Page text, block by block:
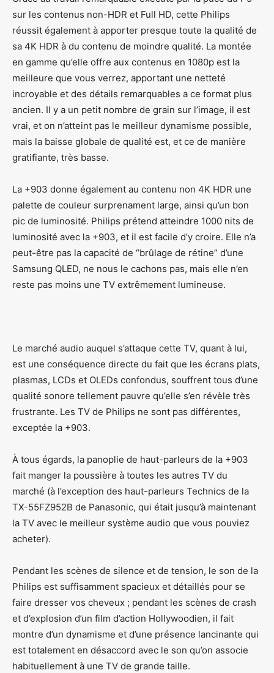
sur les contenus non-HDR et Full HD, cette Philips
réussit également à apporter presque toute la qualité de
sa 4K HDR à du contenu de moindre qualité. La montée
en gamme qu’elle offre aux contenus en 1080p est la
meilleure que vous verrez, apportant une netteté
incroyable et des détails remarquables a ce format plus
ancien. Il y a un petit nombre de grain sur l’image, il est
vrai, et on n’atteint pas le meilleur dynamisme possible,
mais la baisse globale de qualité est, et ce de manière
gratifiante, très basse.
La +903 donne également au contenu non 4K HDR une
palette de couleur surprenament large, ainsi qu’un bon
pic de luminosité. Philips prétend atteindre 1000 nits de
luminosité avec la +903, et il est facile d’y croire. Elle n’a
peut-être pas la capacité de “brûlage de rétine” d’une
Samsung QLED, ne nous le cachons pas, mais elle n’en
reste pas moins une TV extrêmement lumineuse.
Le marché audio auquel s’attaque cette TV, quant à lui,
est une conséquence directe du fait que les écrans plats,
plasmas, LCDs et OLEDs confondus, souffrent tous d’une
qualité sonore tellement pauvre qu’elle s’en révèle très
frustrante. Les TV de Philips ne sont pas différentes,
exceptée la +903.
À tous égards, la panoplie de haut-parleurs de la +903
fait manger la poussière à toutes les autres TV du
marché (à l’exception des haut-parleurs Technics de la
TX-55FZ952B de Panasonic, qui était jusqu’à maintenant
la TV avec le meilleur système audio que vous pouviez
acheter).
Pendant les scènes de silence et de tension, le son de la
Philips est suffisamment spacieux et détaillés pour se
faire dresser vos cheveux ; pendant les scènes de crash
et d’explosion d’un film d’action Hollywoodien, il fait
montre d’un dynamisme et d’une présence lancinante qui
est totalement en désaccord avec le son qu’on associe
habituellement à une TV de grande taille.